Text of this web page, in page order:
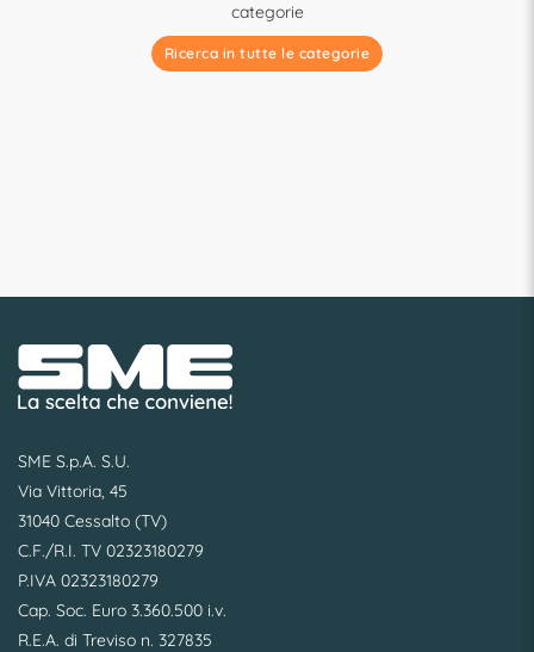
categorie
Ricerca in tutte le categorie
SME S.p.A. S.U.
Via Vittoria, 45
31040 Cessalto (TV)
C.F./R.I. TV 02323180279
P.IVA 02323180279
Cap. Soc. Euro 3.360.500 i.v.
R.E.A. di Treviso n. 327835